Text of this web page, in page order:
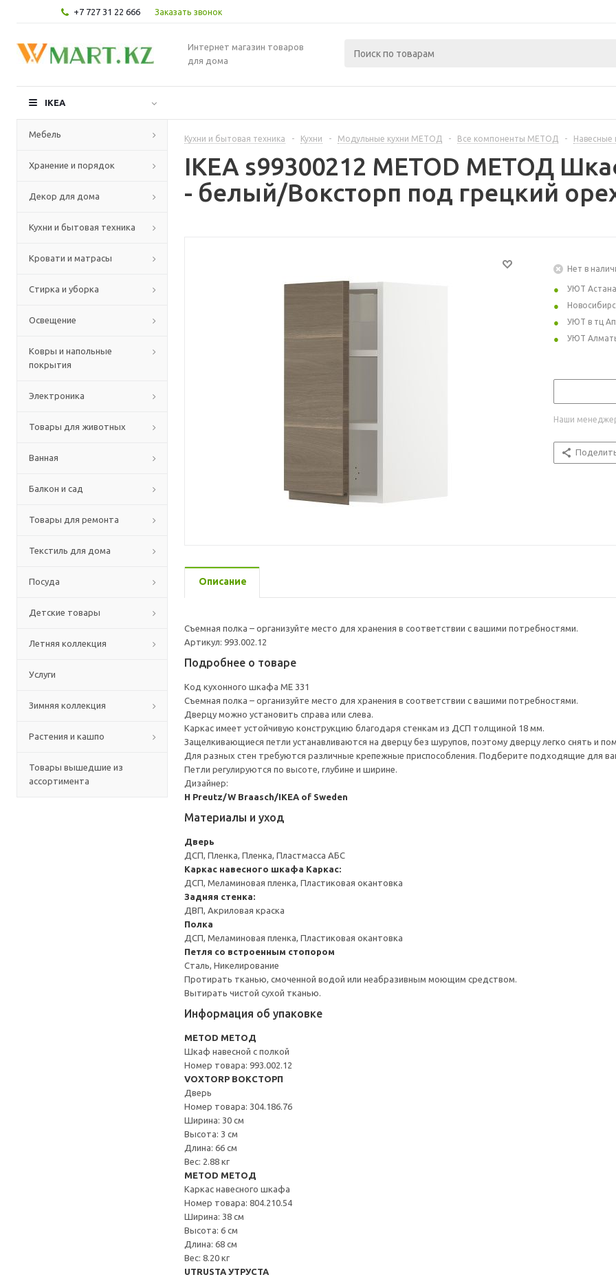
+7 727 31 22 666 Заказать звонок
Интернет магазин товаров
для дома
IKEA
Мебель
Хранение и порядок
Декор для дома
Кухни и бытовая техника
Кровати и матрасы
Стирка и уборка
Освещение
Ковры и напольные
покрытия
Электроника
Товары для животных
Ванная
Балкон и сад
Товары для ремонта
Текстиль для дома
Посуда
Детские товары
Летняя коллекция
Услуги
Зимняя коллекция
Растения и кашпо
Товары вышедшие из
ассортимента
Кухни и бытовая техника - Кухни - Модульные кухни МЕТОД - Все компоненты МЕТОД -
IKEA s99300212 METOD МЕТОД
- белый/Воксторп под грецкий
Нет в
УЮТ Астана
УЮТ в тц
УЮТ
Наши
Описание
Съемная полка – организуйте место для хранения в соответствии с вашими потребностями.
Артикул: 993.002.12
Подробнее о товаре
Код кухонного шкафа ME 331
Съемная полка – организуйте место для хранения в соответствии с вашими потребностями.
Дверцу можно установить справа или слева.
Каркас имеет устойчивую конструкцию благодаря стенкам из ДСП толщиной 18 мм.
Защелкивающиеся петли устанавливаются на дверцу без шурупов, поэтому дверцу легко снять и
Для разных стен требуются различные крепежные приспособления. Подберите подходящие для
Петли регулируются по высоте, глубине и ширине.
Дизайнер:
H Preutz/W Braasch/IKEA of Sweden
Материалы и уход
Дверь
ДСП, Пленка, Пленка, Пластмасса АБС
Каркас навесного шкафа Каркас:
ДСП, Меламиновая пленка, Пластиковая окантовка
Задняя стенка:
ДВП, Акриловая краска
Полка
ДСП, Меламиновая пленка, Пластиковая окантовка
Петля со встроенным стопором
Сталь, Никелирование
Протирать тканью, смоченной водой или неабразивным моющим средством.
Вытирать чистой сухой тканью.
Информация об упаковке
METOD МЕТОД
Шкаф навесной с полкой
Номер товара: 993.002.12
VOXTORP ВОКСТОРП
Дверь
Номер товара: 304.186.76
Ширина: 30 см
Высота: 3 см
Длина: 66 см
Вес: 2.88 кг
METOD МЕТОД
Каркас навесного шкафа
Номер товара: 804.210.54
Ширина: 38 см
Высота: 6 см
Длина: 68 см
Вес: 8.20 кг
UTRUSTA УТРУСТА